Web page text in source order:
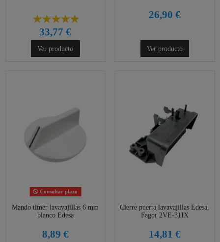
33,77 €
Ver producto
26,90 €
Ver producto
Consultar plazo
Mando timer lavavajillas 6 mm
blanco Edesa
8,89 €
Cierre puerta lavavajillas Edesa,
Fagor 2VE-31IX
14,81 €